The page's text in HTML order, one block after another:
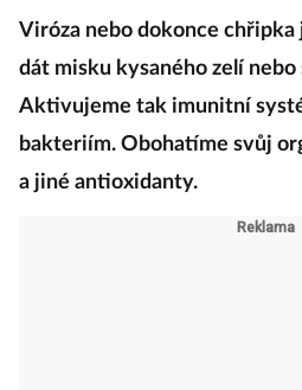
Viróza nebo dokonce chřipka
dát misku kysaného zelí nebo
Aktivujeme tak imunitní
bakteriím. Obohatíme svůj
a jiné antioxidanty.